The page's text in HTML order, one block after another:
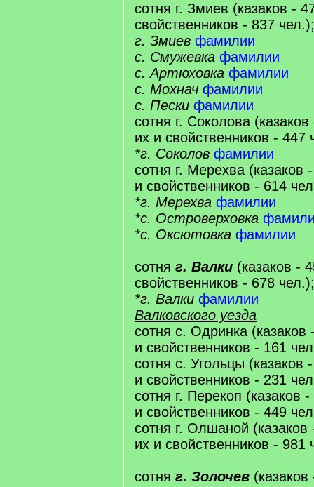
сотня г. Змиев (казаков -
свойственников - 837 чел.);
г. Змиев фамилии
с. Смужевка фамилии
с. Артюховка фамилии
с. Мохнач фамилии
с. Пески фамилии
сотня г. Соколова
их и свойственников - 447
*г. Соколов фамилии
сотня г. Мерехва (казаков
и свойственников - 614
*г. Мерехва фамилии
*с. Островерховка
*с. Оксютовка фамилии
сотня г. Валки (казаков -
свойственников - 678 чел.);
*г. Валки фамилии
Валковского уезда
сотня с. Одринка (казаков
и свойственников - 161
сотня с. Угольцы (казаков
и свойственников - 231
сотня г. Перекоп (казаков
и свойственников - 449
сотня г. Олшаной (казаков
их и свойственников - 981
сотня г. Золочев